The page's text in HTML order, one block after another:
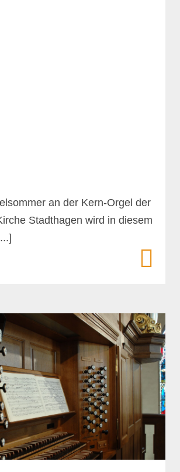
an der Kern-Orgel der
Stadthagen wird in diesem